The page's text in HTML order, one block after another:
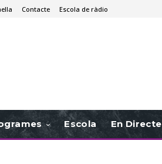
Contacte Escola de ràdio
Escola En Directe